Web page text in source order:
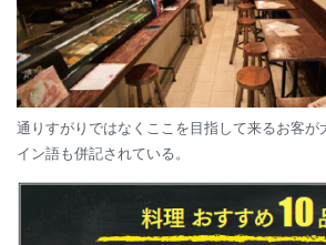
通りすがりではなくここを目指して来るお客が
イン語も併記されている。